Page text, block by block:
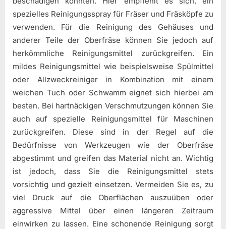
spezielles Reinigungsspray für Fräser und Fräsköpfe zu
verwenden. Für die Reinigung des Gehäuses und
anderer Teile der Oberfräse können Sie jedoch auf
herkömmliche Reinigungsmittel zurückgreifen. Ein
mildes Reinigungsmittel wie beispielsweise Spülmittel
oder Allzweckreiniger in Kombination mit einem
weichen Tuch oder Schwamm eignet sich hierbei am
besten. Bei hartnäckigen Verschmutzungen können Sie
auch auf spezielle Reinigungsmittel für Maschinen
zurückgreifen. Diese sind in der Regel auf die
Bedürfnisse von Werkzeugen wie der Oberfräse
abgestimmt und greifen das Material nicht an. Wichtig
ist jedoch, dass Sie die Reinigungsmittel stets
vorsichtig und gezielt einsetzen. Vermeiden Sie es, zu
viel Druck auf die Oberflächen auszuüben oder
aggressive Mittel über einen längeren Zeitraum
einwirken zu lassen. Eine schonende Reinigung sorgt